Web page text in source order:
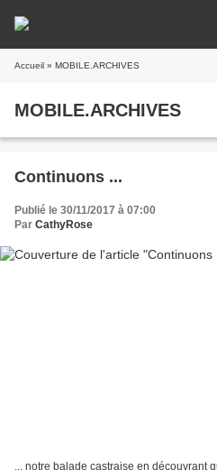
Accueil » MOBILE.ARCHIVES
MOBILE.ARCHIVES
Continuons ...
Publié le 30/11/2017 à 07:00
Par CathyRose
... notre balade castraise en découvrant